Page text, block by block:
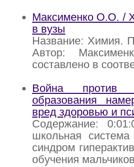
Максименко О.О. /
в вузы
Название: Химия.
Автор:
составлено в
Война против
образования
вред здоровью и
Содержание:
школьная
синдром
обучения